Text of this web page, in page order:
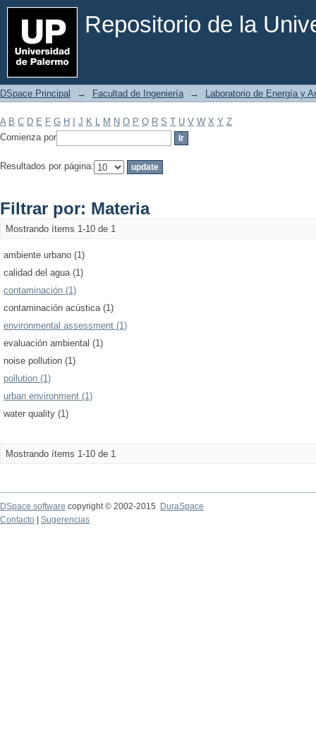
Repositorio de la
Filtrar por: Materia
DSpace Principal → Facultad de Ingeniería → Laboratorio de Energía y
A B C D E F G H J K L M N O P Q R S T U V W X Y Z
Comienza por
Resultados por página:
Filtrar por: Materia
Mostrando ítems 1-10 de 1
ambiente urbano (1)
calidad del agua (1)
contaminación (1)
contaminación acústica (1)
environmental assessment (1)
evaluación ambiental (1)
noise pollution (1)
pollution (1)
urban environment (1)
water quality (1)
Mostrando ítems 1-10 de 1
DSpace software copyright © 2002-2015
DuraSpace
Contacto
Sugerencias